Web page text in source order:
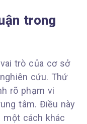
trong
trò của cơ sở
cứu. Thứ
rõ phạm vi
tâm. Điều này
một cách khác